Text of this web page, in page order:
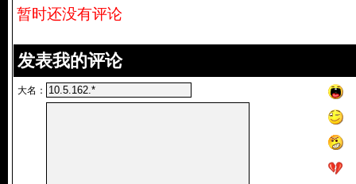
暂时还没有评论
发表我的评论
大名：